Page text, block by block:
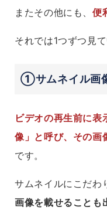
またその他にも、便
それでは1つずつ見
①サムネイル画
ビデオの再生前に
像」と呼び、その画
です。
サムネイルにこだわ
画像を載せることも